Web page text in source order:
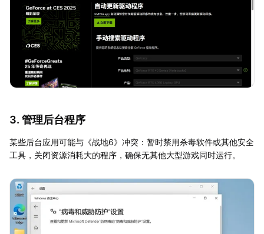
3. 管理后台程序
某些后台应用可能与《战地6》冲突：暂时禁用杀毒软件或其他安全
工具，关闭资源消耗大的程序，确保无其他大型游戏同时运行。